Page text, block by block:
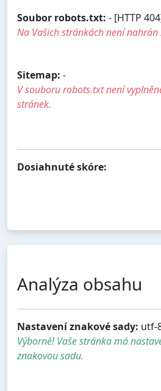
Soubor robots.txt: - [HTTP
Na Vašich stránkách není
Sitemap: -
V souboru robots.txt není
stránek.
Dosiahnuté skóre:
Analýza obsahu
Nastavení znakové sady: utf-
Výborně! Vaše stránka má
znakovou sadu.